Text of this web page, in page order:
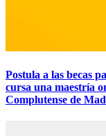
Postula a las becas
cursa una maestría
Complutense de